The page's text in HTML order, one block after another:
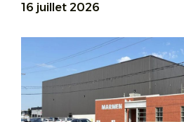
16 juillet 2026